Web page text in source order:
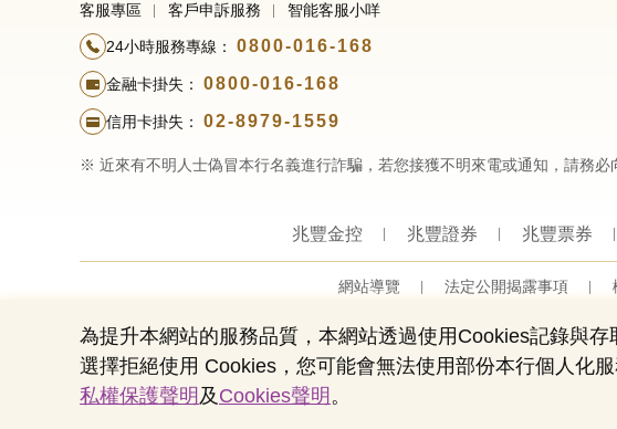
客服專區 客戶申訴服務 智能客服小咩
24小時服務專線： 0800-016-168
金融卡掛失： 0800-016-168
信用卡掛失： 02-8979-1559
※ 近來有不明人士偽冒本行名義進行詐騙，若您接獲不明來電或通知，請務必
兆豐金控 兆豐證券 兆豐票券
網站導覽 法定公開揭露事項
營業人：兆豐國
Copyright ©
為提升本網站的服務品質，本網站透過使用Cookies記錄與
選擇拒絕使用 Cookies，您可能會無法使用部份本行個人化
私權保護聲明 及 Cookies聲明 。